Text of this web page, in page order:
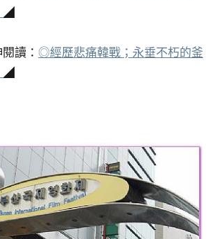
◢
讀： ◎經歷悲痛韓戰；永垂不朽的釜
◢